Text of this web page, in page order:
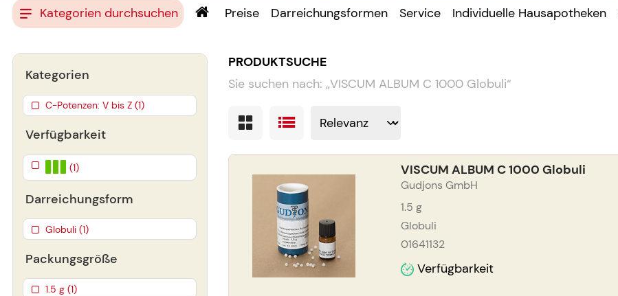
Kategorien durchsuchen Preise Darreichungsformen Service Individuelle Hausapotheken
PRODUKTSUCHE
Sie suchen nach: „VISCUM ALBUM C 1000 Globuli“
VISCUM ALBUM C 1000 Globuli
Gudjons GmbH
1.5 g
Globuli
01641132
Verfügbarkeit
Verfügbarkeit
(1)
Darreichungsform
Globuli (1)
Packungsgröße
1.5 g (1)
Kategorien
C-Potenzen: V bis Z (1)